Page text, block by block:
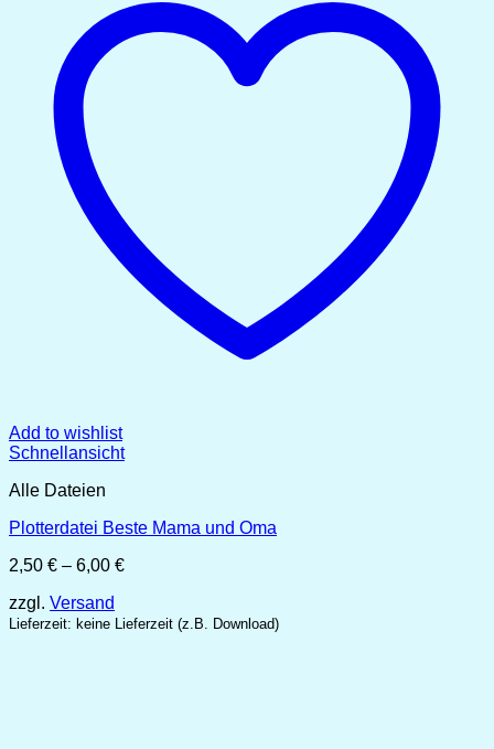
Add to wishlist
Schnellansicht
Alle Dateien
Plotterdatei Beste Mama und Oma
2,50 € – 6,00 €Preisspanne:
6,00 €
zzgl. Versand
Lieferzeit: keine Lieferzeit (z.B. Download)